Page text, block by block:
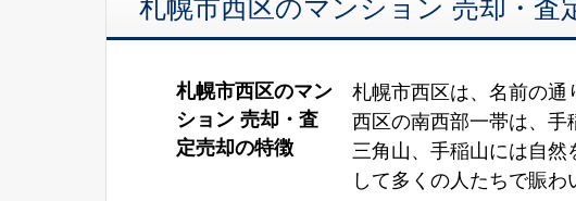
札幌市西区のマン
ション 売却・査
定売却の特徴
札幌市西区は、名前の通
西区の南西部一帯は、手
三角山、手稲山には自
して多くの人たちで賑わ